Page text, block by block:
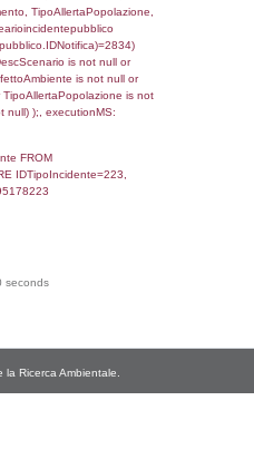
f_territori_limitrofi.Distanza,
FROM f_territori_limitrofi
=